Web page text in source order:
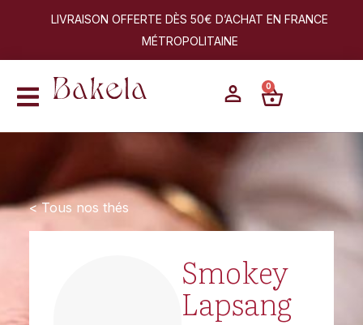
LIVRAISON OFFERTE DÈS 50€ D’ACHAT EN FRANCE
MÉTROPOLITAINE
0
< Tous nos thés
Smokey
Lapsang